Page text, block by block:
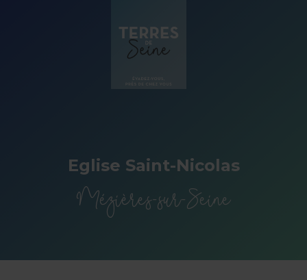
Eglise Saint-Nicolas
Mézières-sur-Seine